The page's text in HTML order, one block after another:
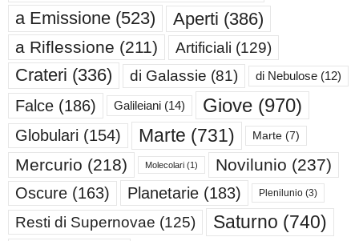
a Emissione (523) Aperti (386)
a Riflessione (211) Artificiali (129)
Crateri (336) di Galassie (81) di Nebulose (12)
Falce (186) Galileiani (14) Giove (970)
Globulari (154) Marte (731) Marte (7)
Mercurio (218) Molecolari (1) Novilunio (237)
Oscure (163) Planetarie (183) Plenilunio (3)
Resti di Supernovae (125) Saturno (740)